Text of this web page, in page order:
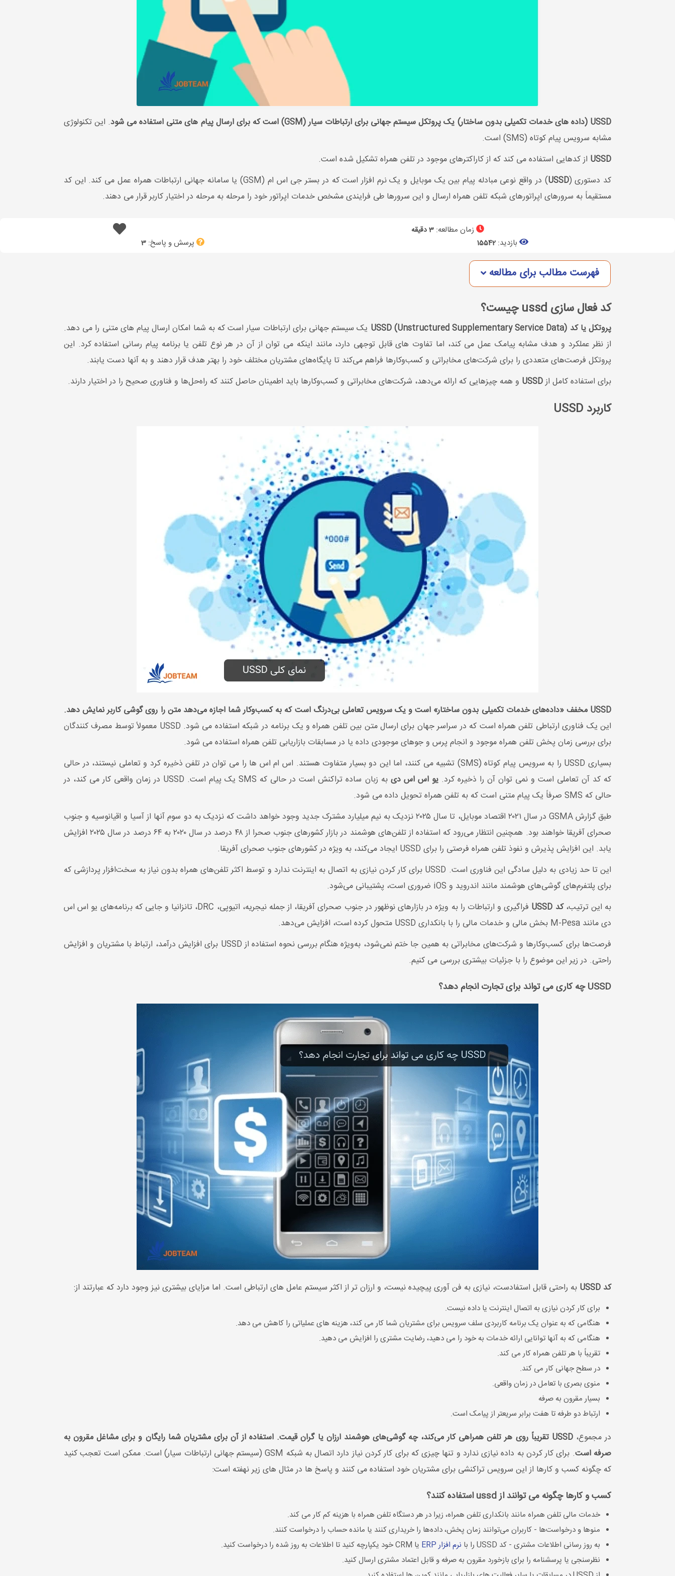
USSD (داده های خدمات تکمیلی بدون ساختار) یک پروتکل سیستم جهانی برای ارتباطات سیار (GSM) است که برای ارسال پیام های متنی استفاده می شود
. این تکنولوژی
مشابه سرویس پیام کوتاه (SMS) است.
USSD از کدهایی استفاده می کند که از کاراکترهای موجود در تلفن همراه تشکیل شده است.
کد دستوری (USSD
) در واقع نوعی مبادله پیام بین یک موبایل و یک نرم افزار است که در بستر جی اس ام (GSM) یا سامانه جهانی ارتباطات همراه عمل می کند. این کد
مستقیماً به سرورهای اپراتورهای شبکه تلفن همراه ارسال و این سرورها طی فرایندی مشخص خدمات اپراتور خود را مرحله به مرحله در اختیار کاربر قرار می دهند.
زمان مطالعه:3 دقیقه
بازدید: 15542 پرسش و پاسخ:3
فهرست مطالب برای مطالعه
کد فعال سازی ussd چیست؟
پروتکل یا کد USSD (Unstructured Supplementary Service Data)
یک سیستم جهانی برای ارتباطات سیار است که به شما امکان ارسال پیام های متنی را می دهد.
از نظر عملکرد و هدف مشابه پیامک عمل می کند، اما تفاوت های قابل توجهی دارد، مانند اینکه می توان از آن در هر نوع تلفن یا برنامه پیام رسانی استفاده کرد. این
پروتکل فرصت‌های متعددی را برای شرکت‌های مخابراتی و کسب‌وکارها فراهم می‌کند تا پایگاه‌های مشتریان مختلف خود را بهتر هدف قرار دهند و به آنها دست یابند.
برای استفاده کامل ازUSSD و همه چیزهایی که ارائه می‌دهد، شرکت‌های مخابراتی و کسب‌وکارها باید اطمینان حاصل کنند که راه‌حل‌ها و فناوری صحیح را در اختیار دارند.
کاربرد USSD
USSD مخفف «داده‌های خدمات تکمیلی بدون ساختار» است و یک سرویس تعاملی بی‌درنگ است که به کسب‌وکار شما اجازه می‌دهد متن را روی گوشی کاربر نمایش دهد.
این یک فناوری ارتباطی تلفن همراه است که در سراسر جهان برای ارسال متن بین تلفن همراه و یک برنامه در شبکه استفاده می شود. USSD معمولاً توسط مصرف کنندگان
برای بررسی زمان پخش تلفن همراه موجود و انجام پرس و جوهای موجودی داده یا در مسابقات بازاریابی تلفن همراه استفاده می شود.
بسیاری USSD را به سرویس پیام کوتاه (SMS) تشبیه می کنند، اما این دو بسیار متفاوت هستند. اس ام اس ها را می توان در تلفن ذخیره کرد و تعاملی نیستند، در حالی
که کد آن تعاملی است و نمی توان آن را ذخیره کرد.یو اس اس دی
به زبان ساده تراکنش است در حالی که SMS یک پیام است. USSD در زمان واقعی کار می کند، در
حالی که SMS صرفاً یک پیام متنی است که به تلفن همراه تحویل داده می شود.
طبق گزارش GSMA در سال ۲۰۲۱ اقتصاد موبایل، تا سال ۲۰۲۵ نزدیک به نیم میلیارد مشترک جدید وجود خواهد داشت که نزدیک به دو سوم آنها از آسیا و اقیانوسیه و جنوب
صحرای آفریقا خواهند بود. همچنین انتظار می‌رود که استفاده از تلفن‌های هوشمند در بازار کشورهای جنوب صحرا از ۴۸ درصد در سال ۲۰۲۰ به ۶۴ درصد در سال ۲۰۲۵ افزایش
یابد. این افزایش پذیرش و نفوذ تلفن همراه فرصتی را برای USSD ایجاد می‌کند، به ویژه در کشورهای جنوب صحرای آفریقا.
این تا حد زیادی به دلیل سادگی این فناوری است. USSD برای کار کردن نیازی به اتصال به اینترنت ندارد و توسط اکثر تلفن‌های همراه بدون نیاز به سخت‌افزار پردازشی که
برای پلتفرم‌های گوشی‌های هوشمند مانند اندروید و iOS ضروری است، پشتیبانی می‌شود.
به این ترتیب،کد USSD
فراگیری و ارتباطات را به ویژه در بازارهای نوظهور در جنوب صحرای آفریقا، از جمله نیجریه، اتیوپی، DRC، تانزانیا و جایی که برنامه‌های یو اس اس
دی مانند M-Pesa بخش مالی و خدمات مالی را با بانکداری USSD متحول کرده است، افزایش می‌دهد.
فرصت‌ها برای کسب‌وکارها و شرکت‌های مخابراتی به همین جا ختم نمی‌شود، به‌ویژه هنگام بررسی نحوه استفاده از USSD برای افزایش درآمد، ارتباط با مشتریان و افزایش
راحتی. در زیر این موضوع را با جزئیات بیشتری بررسی می کنیم.
USSD چه کاری می تواند برای تجارت انجام دهد؟
کد USSD به راحتی قابل استفادست، نیازی به فن آوری پیچیده نیست، و ارزان تر از اکثر سیستم عامل های ارتباطی است. اما مزایای بیشتری نیز وجود دارد که عبارتند از:
برای کار کردن نیازی به اتصال اینترنت یا داده نیست.
هنگامی که به عنوان یک برنامه کاربردی سلف سرویس برای مشتریان شما کار می کند، هزینه های عملیاتی را کاهش می دهد.
هنگامی که به آنها توانایی ارائه خدمات به خود را می دهید، رضایت مشتری را افزایش می دهید.
تقریباً با هر تلفن همراه کار می کند.
در سطح جهانی کار می کند.
منوی بصری با تعامل در زمان واقعی.
بسیار مقرون به صرفه
ارتباط دو طرفه تا هفت برابر سریعتر از پیامک است.
در مجموع،
USSD تقریباً روی هر تلفن همراهی کار می‌کند، چه گوشی‌های هوشمند ارزان یا گران قیمت. استفاده از آن برای مشتریان شما رایگان و برای مشاغل مقرون به
صرفه است
. برای کار کردن به داده نیازی ندارد و تنها چیزی که برای کار کردن نیاز دارد اتصال به شبکه GSM (سیستم جهانی ارتباطات سیار) است. ممکن است تعجب کنید
که چگونه کسب و کارها از این سرویس تراکنشی برای مشتریان خود استفاده می کنند و پاسخ ها در مثال های زیر نهفته است:
کسب و کارها چگونه می توانند از ussd استفاده کنند؟
خدمات مالی تلفن همراه مانند بانکداری تلفن همراه، زیرا در هر دستگاه تلفن همراه با هزینه کم کار می کند.
منوها و درخواست‌ها - کاربران می‌توانند زمان پخش، داده‌ها را خریداری کنند یا مانده حساب را درخواست کنند.
به روز رسانی اطلاعات مشتری - کد USSD را با
نرم افزار ERP
یا CRM خود یکپارچه کنید تا اطلاعات به روز شده را درخواست کنید.
نظرسنجی یا پرسشنامه را برای بازخورد مقرون به صرفه و قابل اعتماد مشتری ارسال کنید.